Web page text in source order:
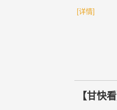
[详情]
【甘快